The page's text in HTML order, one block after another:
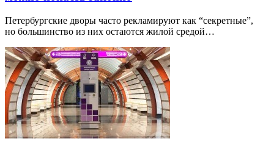
Петербургские дворы часто рекламируют как “секретные”,
но большинство из них остаются жилой средой…